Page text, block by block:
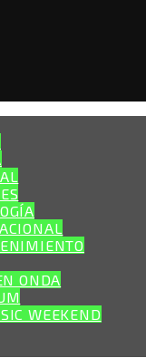
ONDA
WEEKEND